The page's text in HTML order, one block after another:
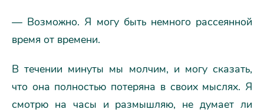
— Возможно. Я могу быть немного рассеянной
время от времени.
В течении минуты мы молчим, и могу сказать,
что она полностью потеряна в своих мыслях. Я
смотрю на часы и размышляю, не думает ли